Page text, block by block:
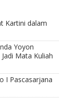
Kartini dalam
Yoyon
Mata Kuliah
I Pascasarjana